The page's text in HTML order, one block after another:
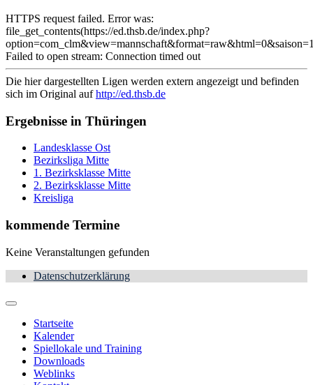
HTTPS request failed. Error was:
file_get_contents(https://ed.thsb.de/index.php?
Failed to open stream: Connection timed out
Die hier dargestellten Ligen werden extern angezeigt und befinden
sich im Original aufhttp://ed.thsb.de
Ergebnisse in Thüringen
Landesklasse Ost
Bezirksliga Mitte
1. Bezirksklasse Mitte
2. Bezirksklasse Mitte
Kreisliga
kommende Termine
Keine Veranstaltungen gefunden
Datenschutzerklärung
Startseite
Kalender
Spiellokale und Training
Downloads
Weblinks